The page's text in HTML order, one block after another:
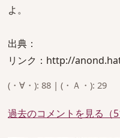
よ。
出典：
リンク：http://
(・∀・): 88 | (・Ａ・): 29
過去のコメントを見る（